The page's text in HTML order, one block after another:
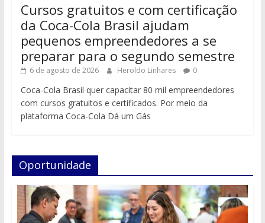
Cursos gratuitos e com certificação
da Coca-Cola Brasil ajudam
pequenos empreendedores a se
preparar para o segundo semestre
6 de agosto de 2026 Heroldo Linhares 0
Coca-Cola Brasil quer capacitar 80 mil empreendedores
com cursos gratuitos e certificados. Por meio da
plataforma Coca-Cola Dá um Gás
Oportunidade